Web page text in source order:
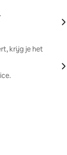
krijg je het